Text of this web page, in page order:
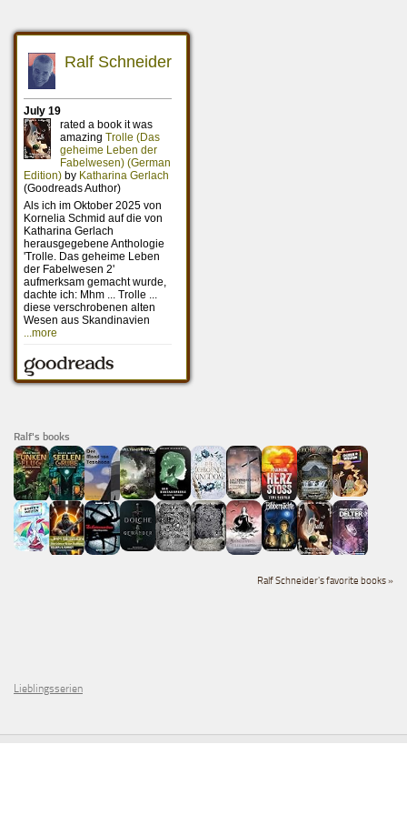
Ralf's books
Ralf Schneider's favorite books »
Lieblingsserien